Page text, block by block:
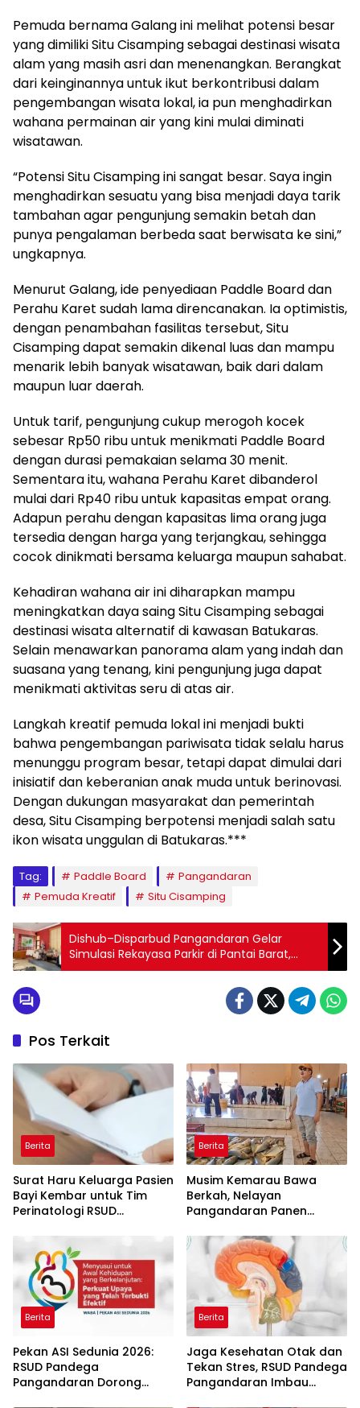
Pemuda bernama Galang ini melihat potensi besar
yang dimiliki Situ Cisamping sebagai destinasi wisata
alam yang masih asri dan menenangkan. Berangkat
dari keinginannya untuk ikut berkontribusi dalam
pengembangan wisata lokal, ia pun menghadirkan
wahana permainan air yang kini mulai diminati
wisatawan.
“Potensi Situ Cisamping ini sangat besar. Saya ingin
menghadirkan sesuatu yang bisa menjadi daya tarik
tambahan agar pengunjung semakin betah dan
punya pengalaman berbeda saat berwisata ke sini,”
ungkapnya.
Menurut Galang, ide penyediaan Paddle Board dan
Perahu Karet sudah lama direncanakan. Ia optimistis,
dengan penambahan fasilitas tersebut, Situ
Cisamping dapat semakin dikenal luas dan mampu
menarik lebih banyak wisatawan, baik dari dalam
maupun luar daerah.
Untuk tarif, pengunjung cukup merogoh kocek
sebesar Rp50 ribu untuk menikmati Paddle Board
dengan durasi pemakaian selama 30 menit.
Sementara itu, wahana Perahu Karet dibanderol
mulai dari Rp40 ribu untuk kapasitas empat orang.
Adapun perahu dengan kapasitas lima orang juga
tersedia dengan harga yang terjangkau, sehingga
cocok dinikmati bersama keluarga maupun sahabat.
Kehadiran wahana air ini diharapkan mampu
meningkatkan daya saing Situ Cisamping sebagai
destinasi wisata alternatif di kawasan Batukaras.
Selain menawarkan panorama alam yang indah dan
suasana yang tenang, kini pengunjung juga dapat
menikmati aktivitas seru di atas air.
Langkah kreatif pemuda lokal ini menjadi bukti
bahwa pengembangan pariwisata tidak selalu harus
menunggu program besar, tetapi dapat dimulai dari
inisiatif dan keberanian anak muda untuk berinovasi.
Dengan dukungan masyarakat dan pemerintah
desa, Situ Cisamping berpotensi menjadi salah satu
ikon wisata unggulan di Batukaras.***
Tag: Paddle Board
Pangandaran
Pemuda Kreatif
Situ Cisamping
Dishub–Disparbud Pangandaran Gelar
Simulasi Rekayasa Parkir di Pantai Barat,
Antisipasi Kepadatan Saat Peak Time
Pos Terkait
Berita
Surat Haru Keluarga Pasien
Bayi Kembar untuk Tim
Perinatologi RSUD
Ibu Kedua
Berita
Musim Kemarau Bawa
Berkah, Nelayan
Pangandaran Panen
TPI Tembus Rp14,7 Miliar
Berita
Pekan ASI Sedunia 2026:
RSUD Pandega
Pangandaran Dorong
Berita
Jaga Kesehatan Otak dan
Tekan Stres, RSUD Pandega
Pangandaran Imbau